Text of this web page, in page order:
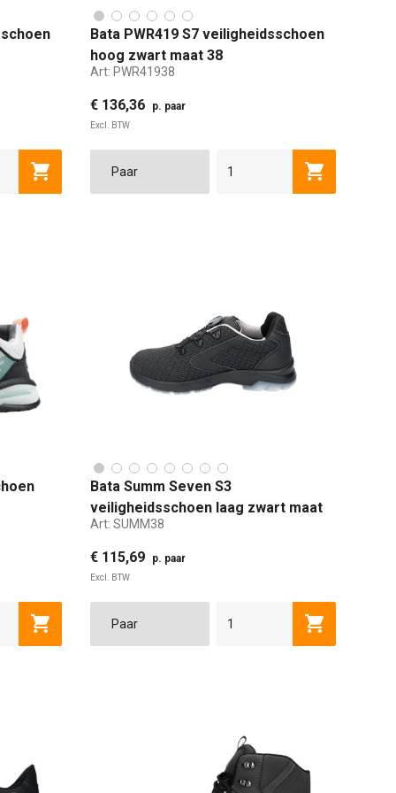
42
Toevoegen aan winkelwagen
Bata PWR419 S7 veiligheidsschoen
hoog zwart maat 38
Art: PWR41938
€ 136,36 p. paar
Excl. BTW
38 40 42
Toevoegen
39
Toevoegen aan winkelwagen
Bata Summ Seven S3
veiligheidsschoen laag zwart maat
38
Art: SUMM38
€ 115,69 p. paar
Excl. BTW
38 40 42
Toevoegen